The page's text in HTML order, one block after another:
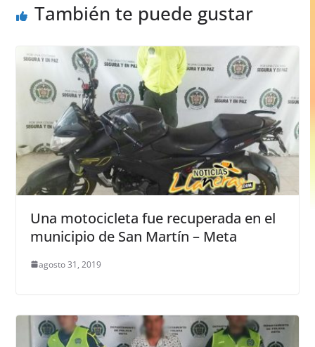
También te puede gustar
Una motocicleta fue recuperada en el
municipio de San Martín – Meta
agosto 31, 2019